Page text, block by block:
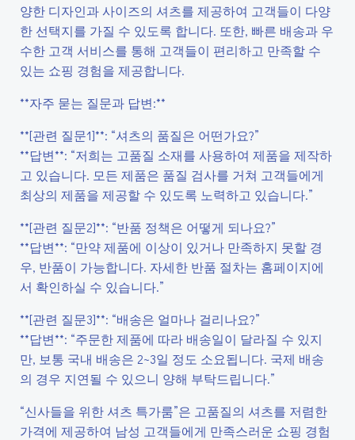
양한 디자인과 사이즈의 셔츠를 제공하여 고객들이 다양
한 선택지를 가질 수 있도록 합니다. 또한, 빠른 배송과 우
수한 고객 서비스를 통해 고객들이 편리하고 만족할 수
있는 쇼핑 경험을 제공합니다.
**자주 묻는 질문과 답변:**
**[관련 질문1]**: “셔츠의 품질은 어떤가요?”
**답변**: “저희는 고품질 소재를 사용하여 제품을 제작하
고 있습니다. 모든 제품은 품질 검사를 거쳐 고객들에게
최상의 제품을 제공할 수 있도록 노력하고 있습니다.”
**[관련 질문2]**: “반품 정책은 어떻게 되나요?”
**답변**: “만약 제품에 이상이 있거나 만족하지 못할 경
우, 반품이 가능합니다. 자세한 반품 절차는 홈페이지에
서 확인하실 수 있습니다.”
**[관련 질문3]**: “배송은 얼마나 걸리나요?”
**답변**: “주문한 제품에 따라 배송일이 달라질 수 있지
만, 보통 국내 배송은 2~3일 정도 소요됩니다. 국제 배송
의 경우 지연될 수 있으니 양해 부탁드립니다.”
“신사들을 위한 셔츠 특가룸”은 고품질의 셔츠를 저렴한
가격에 제공하여 남성 고객들에게 만족스러운 쇼핑 경험